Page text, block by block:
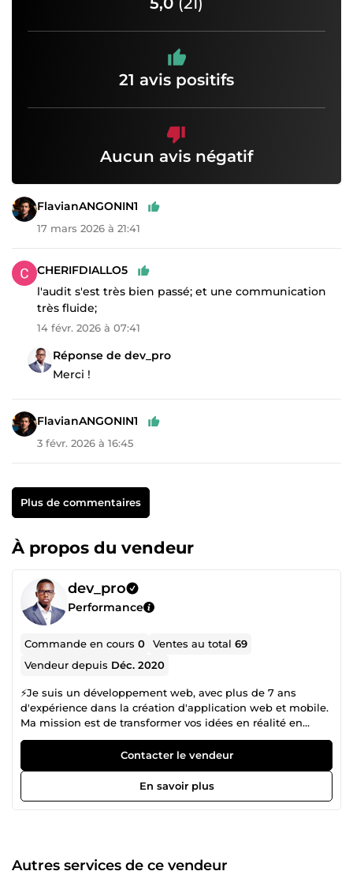
21 avis positifs
Aucun avis négatif
FlavianANGONIN1
17 mars 2026 à 21:41
CHERIFDIALLO5
l'audit s'est très bien passé; et une communication
très fluide;
14 févr. 2026 à 07:41
Réponse de dev_pro
Merci !
FlavianANGONIN1
3 févr. 2026 à 16:45
Plus de commentaires
À propos du vendeur
dev_pro
Performance
Commande en cours0 Ventes au total69
Vendeur depuis Déc. 2020
⚡Je suis un développement web, avec plus de 7 ans
d'expérience dans la création d'application web et mobile.
Ma mission est de transformer vos idées en réalité en
créant des solutions sur mesure, conçues pour répondre à
vos besoins spécifiques. ✅ J'ai eu le privilège de travailler
avec une multitude de clients satisfaits, de la fintech au e-
commerce, en offrant mes services de développement
web. Mon approche se distingue par une créativité sans
l'intégration de maquette, la conception de base de
données, Typescript, Git, MySQL, Node.js, AdonisJS, Next.js
Contacter le vendeur
En savoir plus
Autres services de ce vendeur